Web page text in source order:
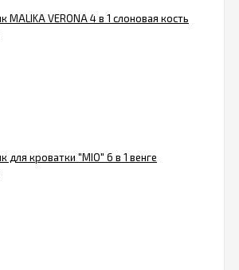
MALIKA VERONA 4 в 1 слоновая кость
для кроватки "MIO" 6 в 1 венге